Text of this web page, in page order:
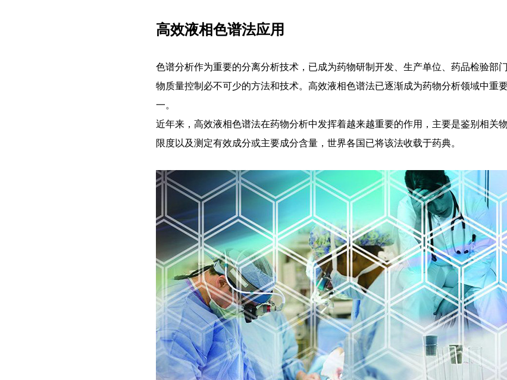
高效液相色谱法应用
色谱分析作为重要的分离分析技术，已成为药物研制开发、生产单位、药品检验部
物质量控制必不可少的方法和技术。高效液相色谱法已逐渐成为药物分析领域中重
一。
近年来，高效液相色谱法在药物分析中发挥着越来越重要的作用，主要是鉴别相关
限度以及测定有效成分或主要成分含量，世界各国已将该法收载于药典。